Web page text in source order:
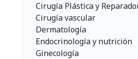
Cirugía Plástica y
Cirugía vascular
Dermatología
Endocrinología y nutrición
Ginecología